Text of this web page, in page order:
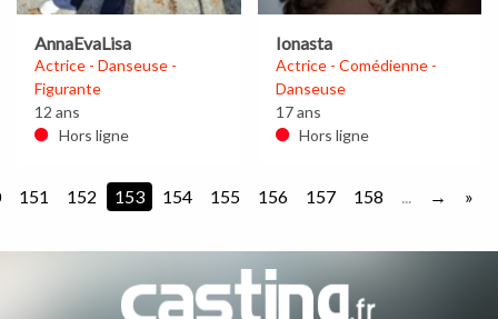
AnnaEvaLisa
Actrice - Danseuse -
Figurante
12 ans
Hors ligne
Ionasta
Actrice - Comédienne -
Danseuse
17 ans
Hors ligne
151 152 153 154 155 156 157 158 ... »